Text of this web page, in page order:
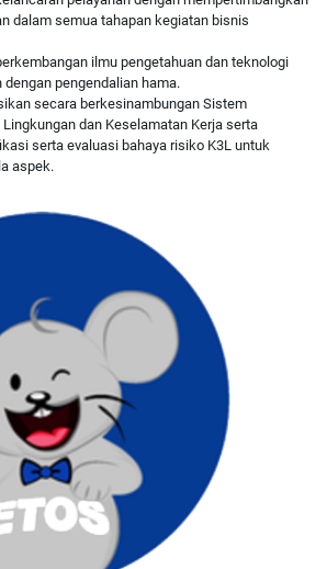
dalam semua tahapan kegiatan bisnis
ilmu pengetahuan dan teknologi
dengan pengendalian hama.
secara berkesinambungan Sistem
dan Keselamatan Kerja serta
serta evaluasi bahaya risiko K3L untuk
aspek.